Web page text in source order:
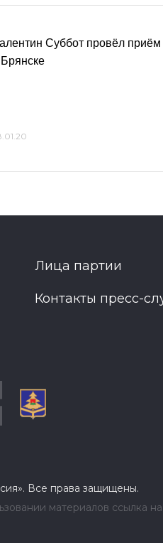
Суббот провёл приём
Лица партии
Контакты пресс-
Все права защищены.
материалов ссылка